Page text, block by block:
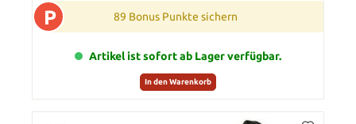
P 89 Bonus Punkte sichern
Artikel ist sofort ab Lager verfügbar.
In den Warenkorb